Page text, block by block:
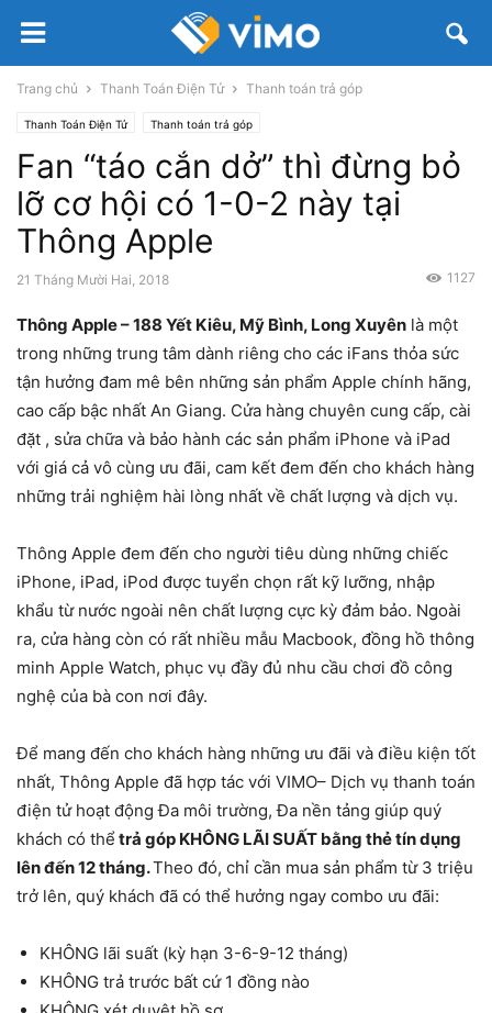
Trang chủ Thanh Toán Điện Tử Thanh toán trả góp
Thanh Toán Điện Tử Thanh toán trả góp
Fan “táo cắn dở” thì đừng bỏ
lỡ cơ hội có 1-0-2 này tại
Thông Apple
21 Tháng Mười Hai, 2018 1127
Thông Apple – 188 Yết Kiêu, Mỹ Bình, Long Xuyên là một
trong những trung tâm dành riêng cho các iFans thỏa sức
tận hưởng đam mê bên những sản phẩm Apple chính hãng,
cao cấp bậc nhất An Giang. Cửa hàng chuyên cung cấp, cài
đặt , sửa chữa và bảo hành các sản phẩm iPhone và iPad
với giá cả vô cùng ưu đãi, cam kết đem đến cho khách hàng
những trải nghiệm hài lòng nhất về chất lượng và dịch vụ.
Thông Apple đem đến cho người tiêu dùng những chiếc
iPhone, iPad, iPod được tuyển chọn rất kỹ lưỡng, nhập
khẩu từ nước ngoài nên chất lượng cực kỳ đảm bảo. Ngoài
ra, cửa hàng còn có rất nhiều mẫu Macbook, đồng hồ thông
minh Apple Watch, phục vụ đầy đủ nhu cầu chơi đồ công
nghệ của bà con nơi đây.
Để mang đến cho khách hàng những ưu đãi và điều kiện tốt
nhất, Thông Apple đã hợp tác với VIMO– Dịch vụ thanh toán
điện tử hoạt động Đa môi trường, Đa nền tảng giúp quý
khách có thểtrả góp KHÔNG LÃI SUẤT bằng thẻ tín dụng
lên đến 12 tháng.Theo đó, chỉ cần mua sản phẩm từ 3 triệu
trở lên, quý khách đã có thể hưởng ngay combo ưu đãi:
KHÔNG lãi suất (kỳ hạn 3-6-9-12 tháng)
KHÔNG trả trước bất cứ 1 đồng nào